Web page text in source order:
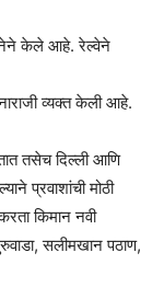
केले आहे. रेल्वेने
व्यक्त केली आहे.
तसेच दिल्ली आणि
प्रवाशांची मोठी
किमान नवी
सलीमखान पठाण,